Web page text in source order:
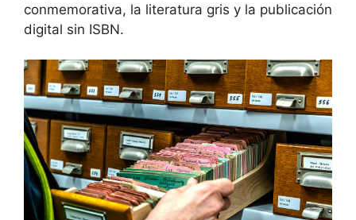
conmemorativa, la literatura gris y la publicación
digital sin ISBN.